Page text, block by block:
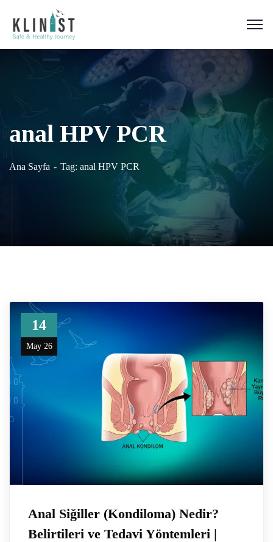
anal HPV PCR
Ana Sayfa Tag: anal HPV PCR
14
May 26
Anal Siğiller (Kondiloma) Nedir?
Belirtileri ve Tedavi Yöntemleri |